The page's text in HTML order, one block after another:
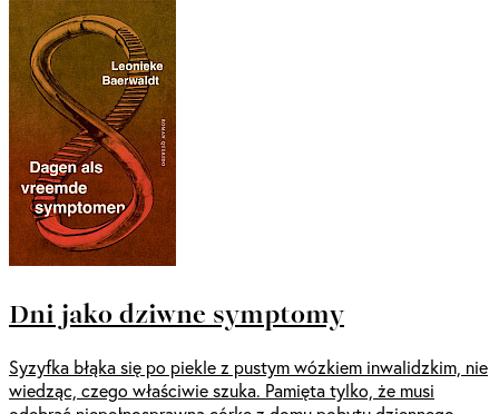
Dni jako dziwne symptomy
Syzyfka błąka się po piekle z pustym wózkiem inwalidzkim, nie
wiedząc, czego właściwie szuka. Pamięta tylko, że musi